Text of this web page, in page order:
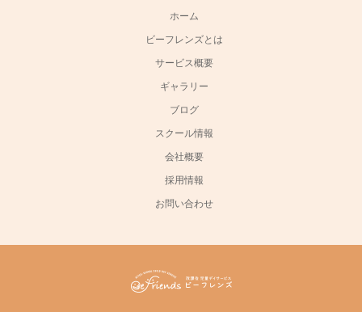
ホーム
ビーフレンズとは
サービス概要
ギャラリー
ブログ
スクール情報
会社概要
採用情報
お問い合わせ